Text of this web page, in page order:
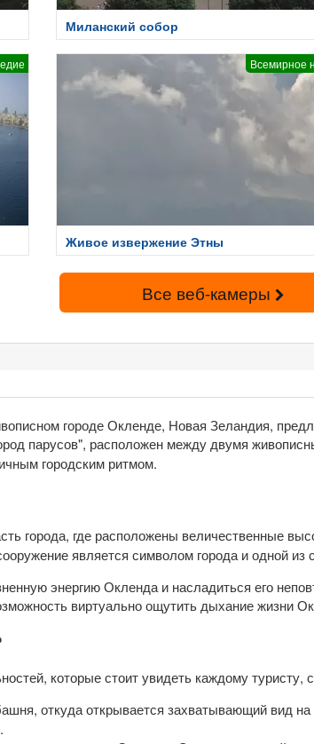
Миланский собор
Всемирное
Живое извержение Этны
Все веб-камеры
городе Окленде, Новая Зеландия,
парусов", расположен между двумя
городским ритмом.
города, где расположены величественные
является символом города и одной
энергию Окленда и насладиться его
виртуально ощутить дыхание жизни
которые стоит увидеть каждому туристу,
откуда открывается захватывающий вид